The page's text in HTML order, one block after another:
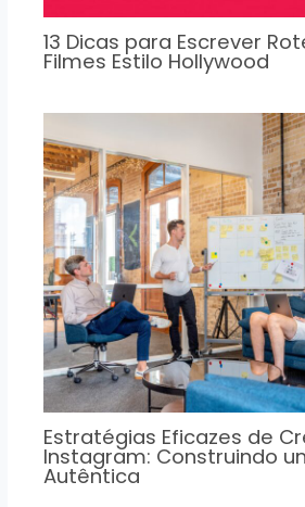
13 Dicas para Escrever
Filmes Estilo Hollywood
Estratégias Eficazes de
Instagram: Construindo
Autêntica